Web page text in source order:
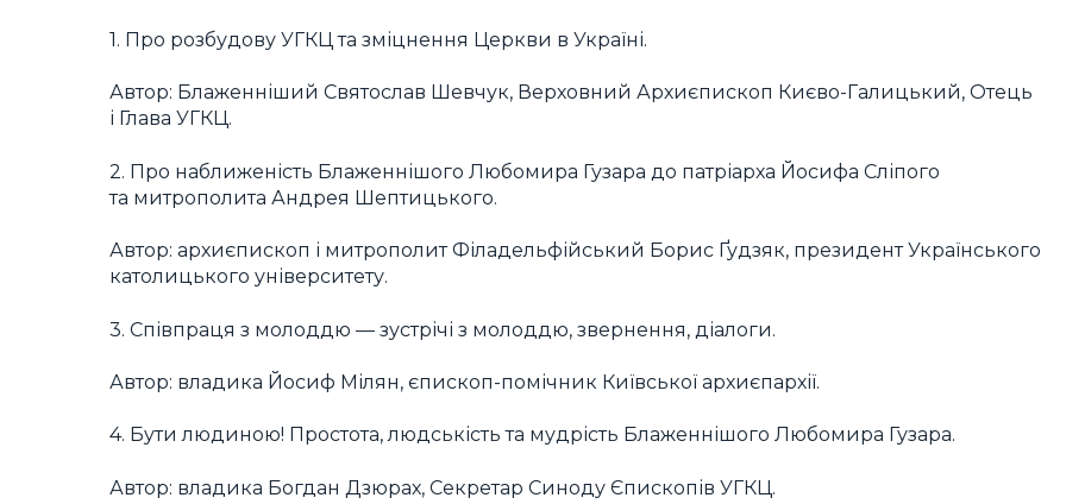
1. Про розбудову УГКЦ та зміцнення Церкви в Україні.
Автор: Блаженніший Святослав Шевчук, Верховний Архиєпископ Києво-Галицький, Отець
і Глава УГКЦ.
2. Про наближеність Блаженнішого Любомира Гузара до патріарха Йосифа Сліпого
та митрополита Андрея Шептицького.
Автор: архиєпископ і митрополит Філадельфійський Борис Ґудзяк, президент Українського
католицького університету.
3. Співпраця з молоддю — зустрічі з молоддю, звернення, діалоги.
Автор: владика Йосиф Мілян, єпископ-помічник Київської архиєпархії.
4. Бути людиною! Простота, людськість та мудрість Блаженнішого Любомира Гузара.
Автор: владика Богдан Дзюрах, Секретар Синоду Єпископів УГКЦ.